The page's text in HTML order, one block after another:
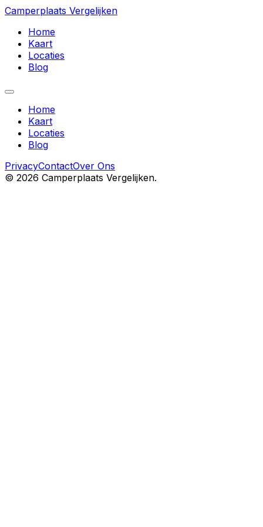
Camperplaats Vergelijken
Home
Kaart
Locaties
Blog
Home
Kaart
Locaties
Blog
PrivacyContactOver Ons
© 2026 Camperplaats Vergelijken.